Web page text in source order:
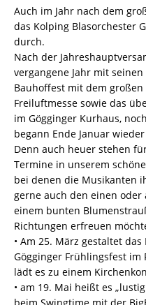
Auch im Jahr nach dem
das Kolping Blasorchester
durch.
Nach der
vergangene Jahr mit
Bauhoffest mit dem
Freiluftmesse sowie das
im Gögginger Kurhaus,
begann Ende Januar
Denn auch heuer stehen
Termine in unserem
bei denen die Musikanten
gerne auch den einen
einem bunten
Richtungen erfreuen
• Am 25. März gestaltet
Gögginger Frühlingsfest im
lädt es zu einem
• am 19. Mai heißt es